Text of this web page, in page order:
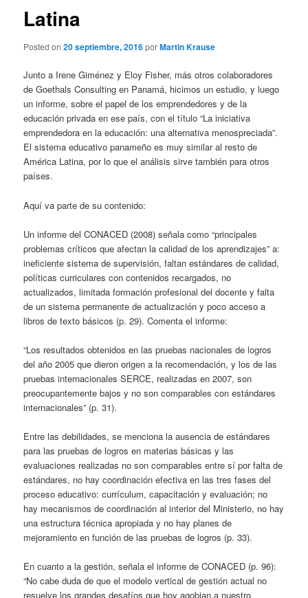
Latina
Posted on20 septiembre, 2016porMartin Krause
Junto a Irene Giménez y Eloy Fisher, más otros colaboradores
de Goethals Consulting en Panamá, hicimos un estudio, y luego
un informe, sobre el papel de los emprendedores y de la
educación privada en ese país, con el título “La iniciativa
emprendedora en la educación: una alternativa menospreciada”.
El sistema educativo panameño es muy similar al resto de
América Latina, por lo que el análisis sirve también para otros
países.
Aquí va parte de su contenido:
Un informe del CONACED (2008) señala como “principales
problemas críticos que afectan la calidad de los aprendizajes” a:
ineficiente sistema de supervisión, faltan estándares de calidad,
políticas curriculares con contenidos recargados, no
actualizados, limitada formación profesional del docente y falta
de un sistema permanente de actualización y poco acceso a
libros de texto básicos (p. 29). Comenta el informe:
“Los resultados obtenidos en las pruebas nacionales de logros
del año 2005 que dieron origen a la recomendación, y los de las
pruebas internacionales SERCE, realizadas en 2007, son
preocupantemente bajos y no son comparables con estándares
internacionales” (p. 31).
Entre las debilidades, se menciona la ausencia de estándares
para las pruebas de logros en materias básicas y las
evaluaciones realizadas no son comparables entre sí por falta de
estándares, no hay coordinación efectiva en las tres fases del
proceso educativo: currículum, capacitación y evaluación; no
hay mecanismos de coordinación al interior del Ministerio, no hay
una estructura técnica apropiada y no hay planes de
mejoramiento en función de las pruebas de logros (p. 33).
En cuanto a la gestión, señala el informe de CONACED (p. 96):
“No cabe duda de que el modelo vertical de gestión actual no
resuelve los grandes desafíos que hoy agobian a nuestro